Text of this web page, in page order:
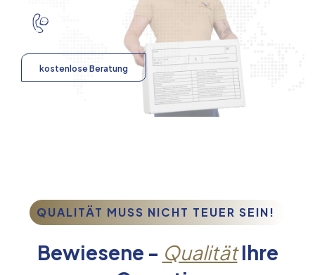
kostenlose Beratung
QUALITÄT MUSS NICHT TEUER SEIN!
Bewiesene - QualitätIhre